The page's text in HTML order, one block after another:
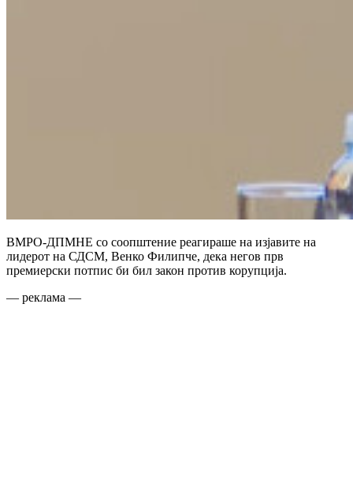
ВМРО-ДПМНЕ со соопштение реагираше на изјавите на
лидерот на СДСМ, Венко Филипче, дека негов прв
премиерски потпис би бил закон против корупција.
— реклама —